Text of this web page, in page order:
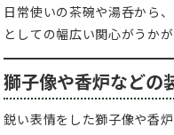
日常使いの茶碗や湯呑から
としての幅広い関心がうかが
獅子像や香炉などの
鋭い表情をした獅子像や香